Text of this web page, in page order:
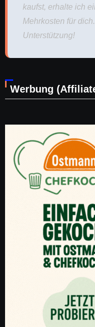
kaufst, erhalte ich
Mehrkosten für
Unterstützung!
Werbung